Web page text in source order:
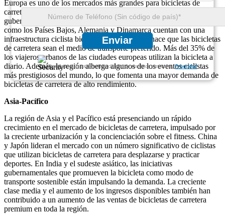
Enviar
Garantizamos la total confidencialidad de sus datos personales.Privacidad
Europa es uno de los mercados más grandes para bicicletas de
carretera, impulsado por una fuerte cultura ciclista e iniciativas
gubernamentales que promueven el transporte sostenible. Países
como los Países Bajos, Alemania y Dinamarca cuentan con una
infraestructura ciclista bien establecida, lo que hace que las bicicletas
de carretera sean el medio de transporte preferido. Más del 35% de
los viajeros urbanos de las ciudades europeas utilizan la bicicleta a
diario. Además, la región alberga algunos de los eventos ciclistas
más prestigiosos del mundo, lo que fomenta una mayor demanda de
bicicletas de carretera de alto rendimiento.
Asia-Pacífico
La región de Asia y el Pacífico está presenciando un rápido
crecimiento en el mercado de bicicletas de carretera, impulsado por
la creciente urbanización y la concienciación sobre el fitness. China
y Japón lideran el mercado con un número significativo de ciclistas
que utilizan bicicletas de carretera para desplazarse y practicar
deportes. En India y el sudeste asiático, las iniciativas
gubernamentales que promueven la bicicleta como modo de
transporte sostenible están impulsando la demanda. La creciente
clase media y el aumento de los ingresos disponibles también han
contribuido a un aumento de las ventas de bicicletas de carretera
premium en toda la región.